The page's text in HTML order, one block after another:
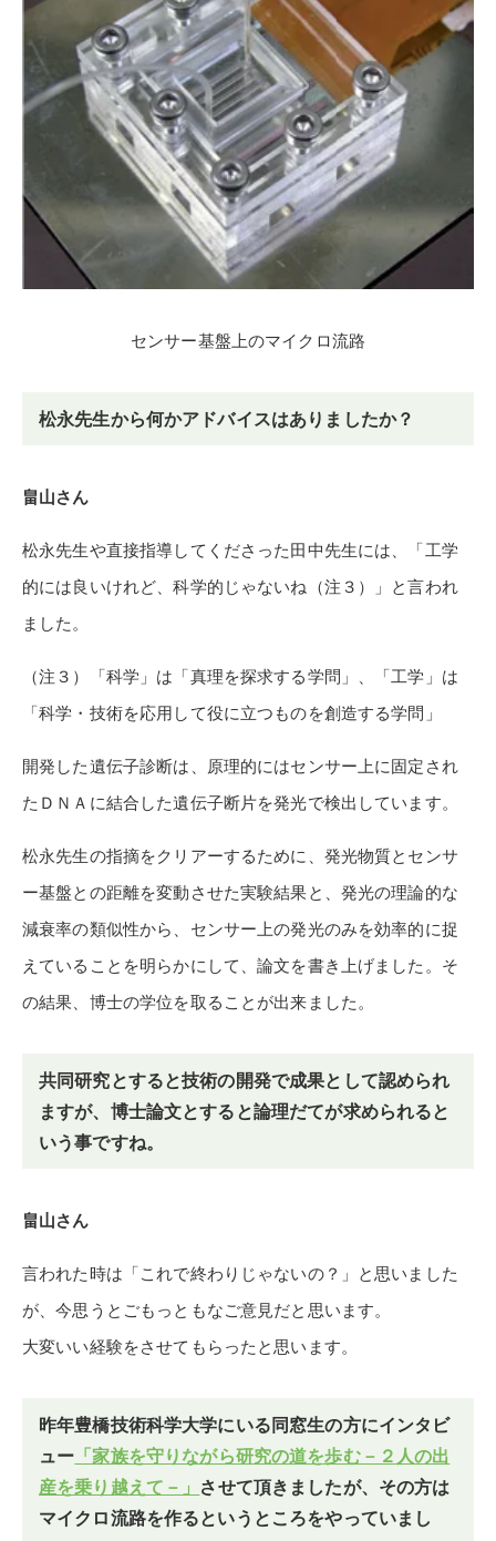
センサー基盤上のマイクロ流路
松永先生から何かアドバイスはありましたか？
畠山さん
松永先生や直接指導してくださった田中先生には、「工学
的には良いけれど、科学的じゃないね（注３）」と言われ
ました。
（注３）「科学」は「真理を探求する学問」、「工学」は
「科学・技術を応用して役に立つものを創造する学問」
開発した遺伝子診断は、原理的にはセンサー上に固定され
たＤＮＡに結合した遺伝子断片を発光で検出しています。
松永先生の指摘をクリアーするために、発光物質とセンサ
ー基盤との距離を変動させた実験結果と、発光の理論的な
減衰率の類似性から、センサー上の発光のみを効率的に捉
えていることを明らかにして、論文を書き上げました。そ
の結果、博士の学位を取ることが出来ました。
共同研究とすると技術の開発で成果として認められ
ますが、博士論文とすると論理だてが求められると
いう事ですね。
畠山さん
言われた時は「これで終わりじゃないの？」と思いました
が、今思うとごもっともなご意見だと思います。
大変いい経験をさせてもらったと思います。
昨年豊橋技術科学大学にいる同窓生の方にインタビ
ュー 「家族を守りながら研究の道を歩む－２人の出
産を乗り越えて－」 させて頂きましたが、その方は
マイクロ流路を作るというところをやっていまし